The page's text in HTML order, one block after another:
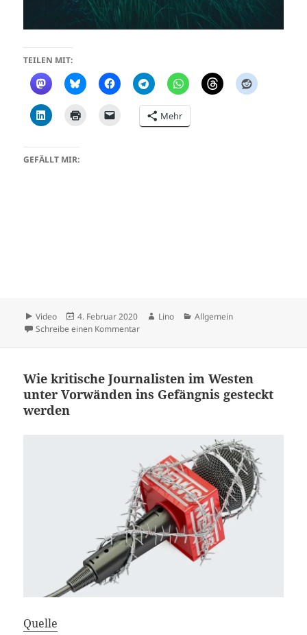
TEILEN MIT:
Mehr
GEFÄLLT MIR:
Format
Video
Veröffentlicht
am
4. Februar 2020 Autor
Lino Kategorien
Allgemein
Schreibe einen Kommentarzu … ich habe geträumt, aber der Traum ist
Wie kritische Journalisten im Westen
unter Vorwänden ins Gefängnis gesteckt
werden
Quelle